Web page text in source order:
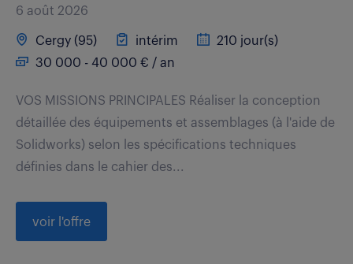
6 août 2026
Cergy (95) intérim
210 jour(s)
30 000 - 40 000 € / an
VOS MISSIONS PRINCIPALES Réaliser la conception
détaillée des équipements et assemblages (à l'aide de
Solidworks) selon les spécifications techniques
définies dans le cahier des...
voir l'offre